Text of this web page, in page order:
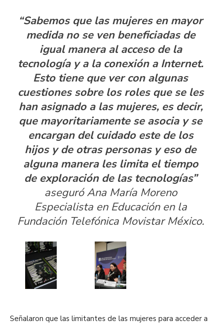
“Sabemos que las mujeres en mayor
medida no se ven beneficiadas de
igual manera al acceso de la
tecnología y a la conexión a Internet.
Esto tiene que ver con algunas
cuestiones sobre los roles que se les
han asignado a las mujeres, es decir,
que mayoritariamente se asocia y se
encargan del cuidado este de los
hijos y de otras personas y eso de
alguna manera les limita el tiempo
de exploración de las tecnologías”
aseguró Ana María Moreno
Especialista en Educación en la
Fundación Telefónica Movistar México.
Señalaron que las limitantes de las mujeres para acceder a